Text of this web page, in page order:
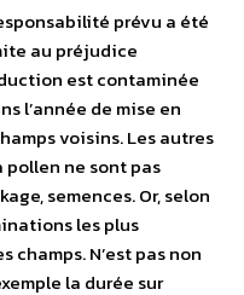
prévu a été
au préjudice
est contaminée
l’année de mise en
voisins. Les autres
ne sont pas
semences. Or, selon
les plus
N’est pas non
la durée sur